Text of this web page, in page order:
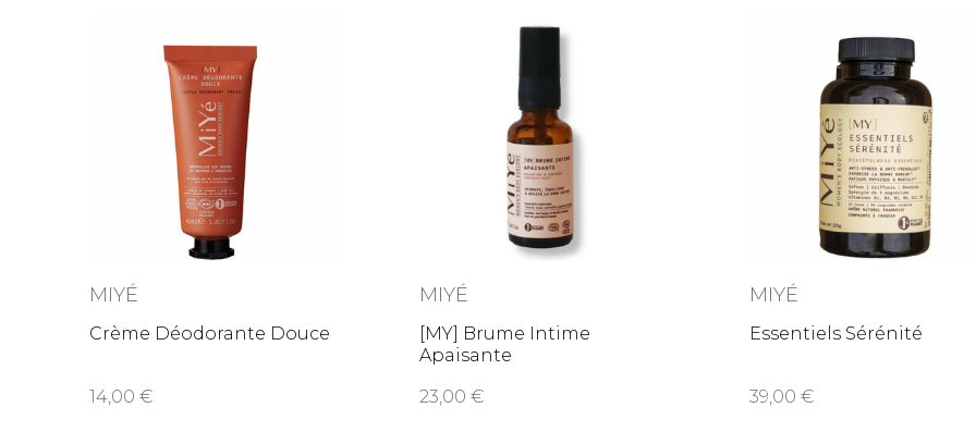
MIYÉ
Crème Déodorante Douce
14,00
MIYÉ
[MY] Brume Intime
Apaisante
23,00
MIYÉ
Essentiels Sérénité
39,00